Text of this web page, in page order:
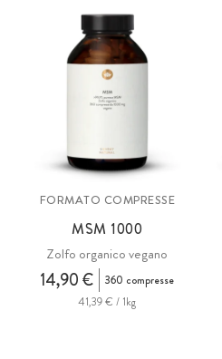
FORMATO COMPRESSE
MSM 1000
Zolfo organico vegano
14,90 €
360 compresse
41,39 € / 1kg